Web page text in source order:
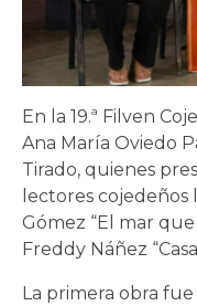
En la 19.ª Filven
Ana María Oviedo
Tirado, quienes
lectores
Gómez “El mar
Freddy Náñez
La primera obra